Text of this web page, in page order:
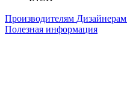
Производителям Дизайнерам
Полезная информация